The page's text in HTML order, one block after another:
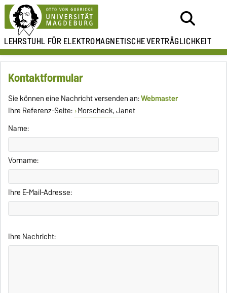
LEHRSTUHL FÜRELEKTROMAGNETISCHEVERTRÄGLICHKEIT
Kontaktformular
Sie können eine Nachricht versenden an:Webmaster
Ihre Referenz-Seite: Morscheck, Janet
Name:
Vorname:
Ihre E-Mail-Adresse:
Ihre Nachricht: